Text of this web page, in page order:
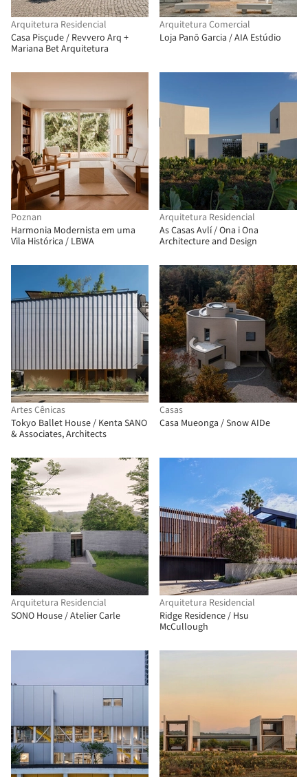
Arquitetura Residencial
Casa Pisçude / Revvero Arq +
Mariana Bet Arquitetura
Arquitetura Comercial
Loja Panō Garcia / AIA Estúdio
Poznan
Harmonia Modernista em uma
Vila Histórica / LBWA
Arquitetura Residencial
As Casas Avlí / Ona i Ona
Architecture and Design
Artes Cênicas
Tokyo Ballet House / Kenta SANO
& Associates, Architects
Casas
Casa Mueonga / Snow AIDe
Arquitetura Residencial
SONO House / Atelier Carle
Arquitetura Residencial
Ridge Residence / Hsu
McCullough